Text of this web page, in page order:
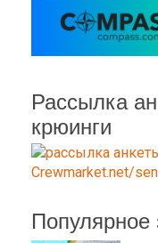
Рассылка
крюинги
Популярное